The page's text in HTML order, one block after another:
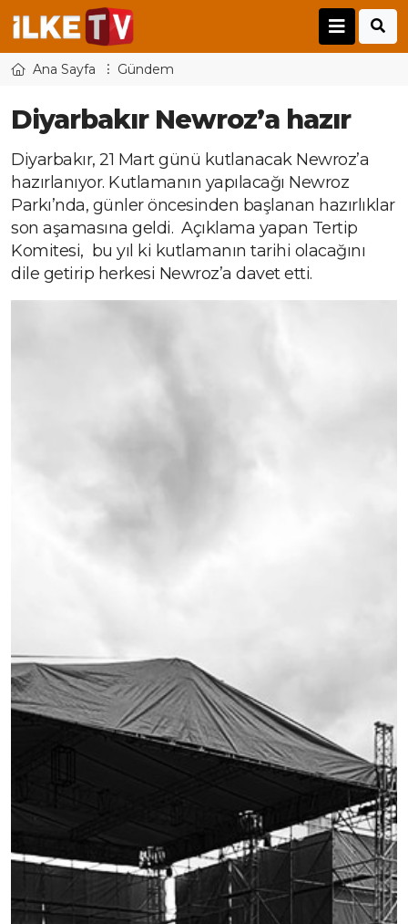
Ana Sayfa Gündem
Diyarbakır Newroz’a hazır
Diyarbakır, 21 Mart günü kutlanacak Newroz’a
hazırlanıyor. Kutlamanın yapılacağı Newroz
Parkı’nda, günler öncesinden başlanan hazırlıklar
son aşamasına geldi. Açıklama yapan Tertip
Komitesi, bu yıl ki kutlamanın tarihi olacağını
dile getirip herkesi Newroz’a davet etti.